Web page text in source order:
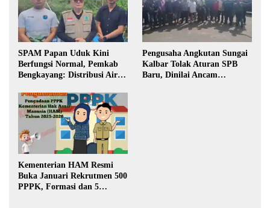
SPAM Papan Uduk Kini
Berfungsi Normal, Pemkab
Bengkayang: Distribusi Air
Warga
Pengusaha Angkutan Sungai
Kalbar Tolak Aturan SPB
Baru, Dinilai Ancam
Kementerian HAM Resmi
Buka Januari Rekrutmen 500
PPPK, Formasi dan 5